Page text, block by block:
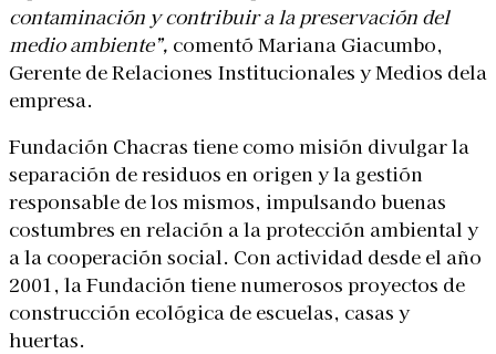
contaminación y contribuir a la preservación del
medio ambiente”, comentó Mariana Giacumbo,
Gerente de Relaciones Institucionales y Medios dela
empresa.
Fundación Chacras tiene como misión divulgar la
separación de residuos en origen y la gestión
responsable de los mismos, impulsando buenas
costumbres en relación a la protección ambiental y
a la cooperación social. Con actividad desde el año
2001, la Fundación tiene numerosos proyectos de
construcción ecológica de escuelas, casas y
huertas.